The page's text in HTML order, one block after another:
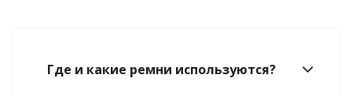
Где и какие ремни используются?